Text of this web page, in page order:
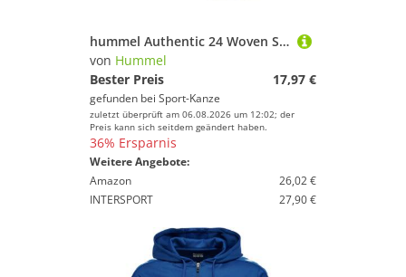
hummel Authentic 24 Woven Shorts Damen 224785 BLACK - Gr. S
von Hummel
Bester Preis
17,97 €
gefunden bei Sport-Kanze
zuletzt überprüft am 06.08.2026 um 12:02; der
Preis kann sich seitdem geändert haben.
36% Ersparnis
Weitere Angebote:
Amazon
26,02 €
INTERSPORT
27,90 €